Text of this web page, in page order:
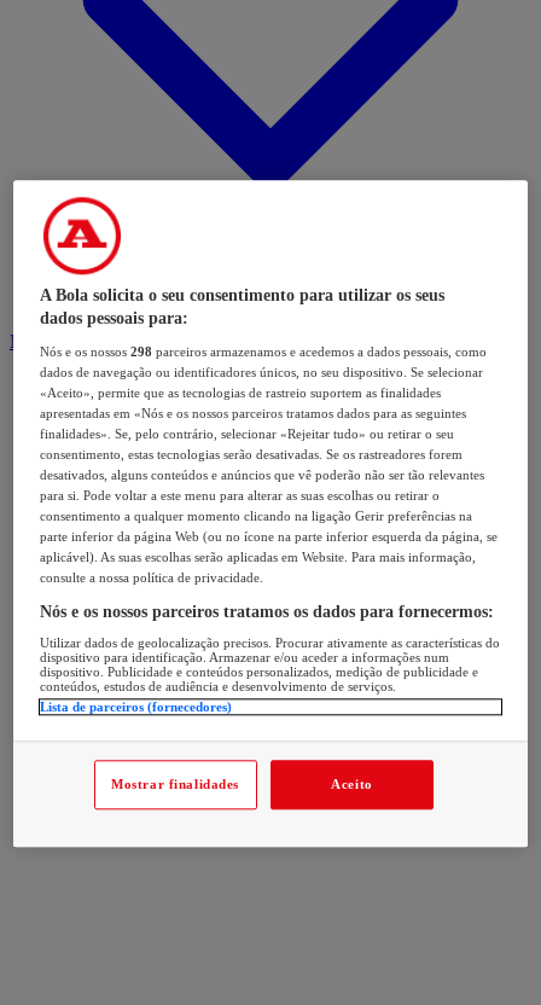
Modalidades
A Bola solicita o seu consentimento para utilizar os seus
dados pessoais para:
Nós e os nossos298 parceiros armazenamos e acedemos a dados pessoais, como
dados de navegação ou identificadores únicos, no seu dispositivo. Se selecionar
«Aceito», permite que as tecnologias de rastreio suportem as finalidades
apresentadas em «Nós e os nossos parceiros tratamos dados para as seguintes
finalidades». Se, pelo contrário, selecionar «Rejeitar tudo» ou retirar o seu
consentimento, estas tecnologias serão desativadas. Se os rastreadores forem
desativados, alguns conteúdos e anúncios que vê poderão não ser tão relevantes
para si. Pode voltar a este menu para alterar as suas escolhas ou retirar o
consentimento a qualquer momento clicando na ligação Gerir preferências na
parte inferior da página Web (ou no ícone na parte inferior esquerda da página, se
aplicável). As suas escolhas serão aplicadas em Website. Para mais informação,
consulte a nossa política de privacidade.
Nós e os nossos parceiros tratamos os dados para fornecermos:
Utilizar dados de geolocalização precisos. Procurar ativamente as características do
dispositivo para identificação. Armazenar e/ou aceder a informações num
dispositivo. Publicidade e conteúdos personalizados, medição de publicidade e
conteúdos, estudos de audiência e desenvolvimento de serviços.
Lista de parceiros (fornecedores)
Mostrar finalidades Aceito